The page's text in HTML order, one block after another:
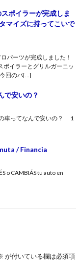
ポイラーが完成しま
マイズに持ってこいで
パーツが完成しました！
ポイラーとグリルガーニッ
回のパ[…]
で安いの？
車ってなんで安いの？ 1
/ Financia
o CAMBIÁS tu auto en
が付いている欄は必須項